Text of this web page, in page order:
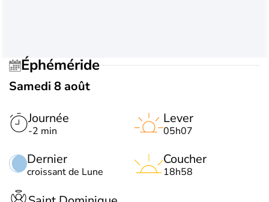
Éphéméride
Samedi 8 août
Journée
-2 min
Dernier
croissant de Lune
Lever
05h07
Coucher
18h58